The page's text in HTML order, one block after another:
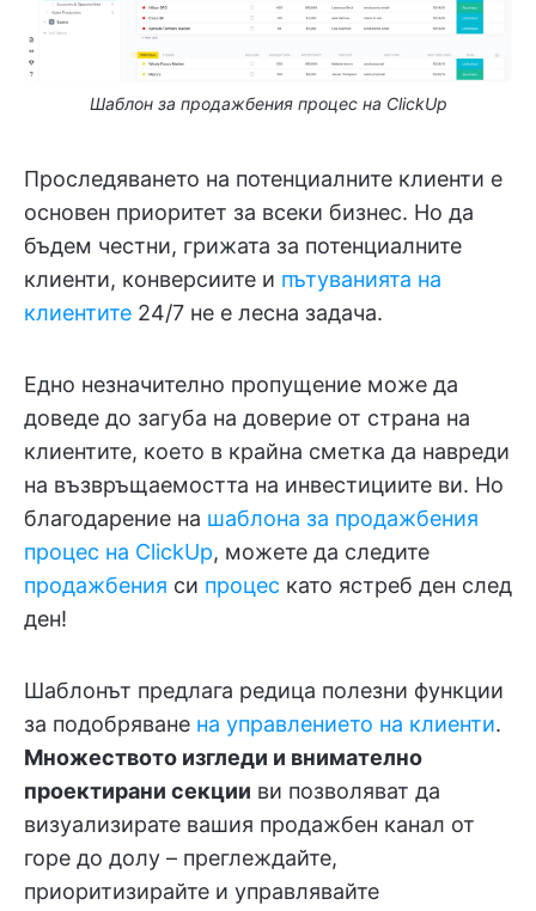
Шаблон за продажбения процес на ClickUp
Проследяването на потенциалните клиенти е
основен приоритет за всеки бизнес. Но да
бъдем честни, грижата за потенциалните
клиенти, конверсиите и пътуванията на
клиентите 24/7 не е лесна задача.
Едно незначително пропущение може да
доведе до загуба на доверие от страна на
клиентите, което в крайна сметка да навреди
на възвръщаемостта на инвестициите ви. Но
благодарение на шаблона за продажбения
процес на ClickUp, можете да следите
продажбения си процес като ястреб ден след
ден!
Шаблонът предлага редица полезни функции
за подобряване на управлението на клиенти.
Множеството изгледи и внимателно
проектирани секции ви позволяват да
визуализирате вашия продажбен канал от
горе до долу – преглеждайте,
приоритизирайте и управлявайте